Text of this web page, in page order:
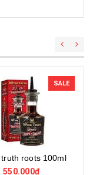
SALE
Bitter